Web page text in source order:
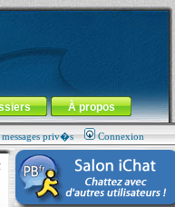
À propos
priv�s Connexion